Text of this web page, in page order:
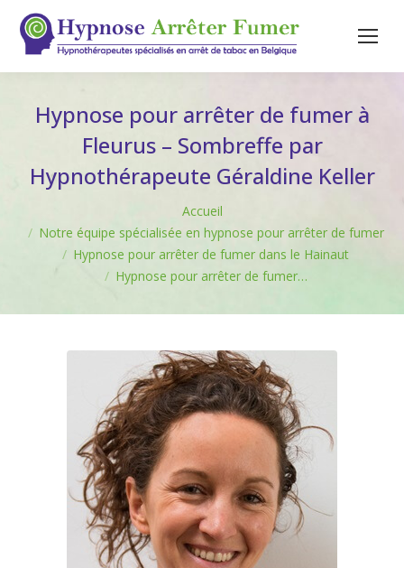
Hypnose pour arrêter de fumer à
Fleurus – Sombreffe par
Hypnothérapeute Géraldine Keller
Accueil
Notre équipe spécialisée en hypnose pour arrêter de fumer
Hypnose pour arrêter de fumer dans le Hainaut
Hypnose pour arrêter de fumer…